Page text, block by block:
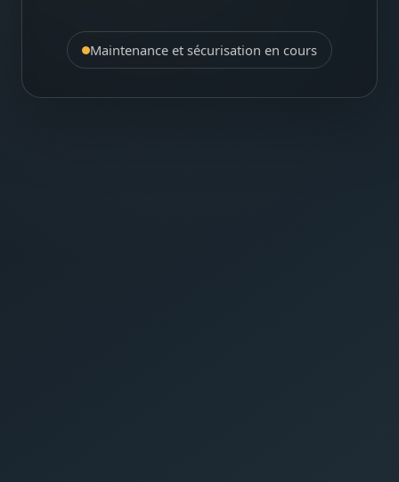
Maintenance et sécurisation en cours